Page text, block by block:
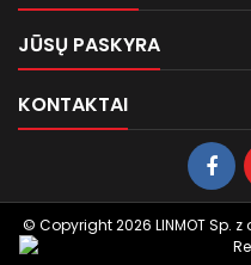
JŪSŲ PASKYRA
KONTAKTAI
© Copyright 2026 LINMOT Sp.